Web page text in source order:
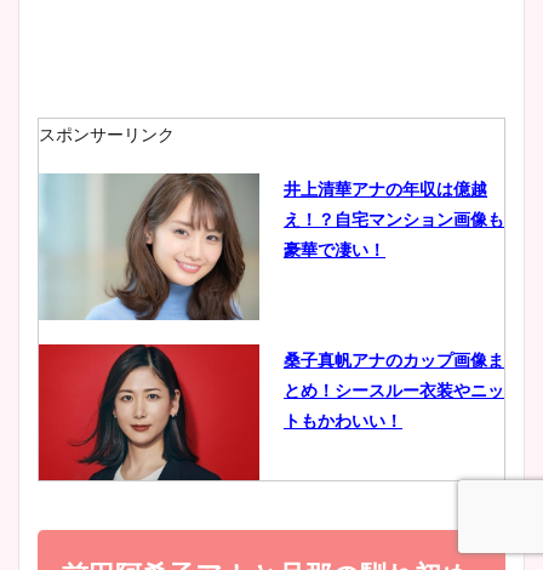
肉も凄い！
鈴木唯の太ってた時の体重が
ヤバすぎww原因や痩せたダ
豊島実季アナのカップ画像ま
とめ！美脚や水着姿に年齢も
スポンサーリンク
井上清華アナの年収は億越
え！？自宅マンション画像も
豪華で凄い！
桑子真帆アナのカップ画像ま
とめ！シースルー衣装やニッ
トもかわいい！
小室瑛莉子のカップ画像まと
め！足が美脚でニット衣装も